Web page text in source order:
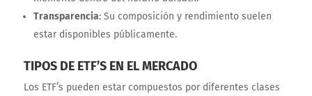
Transparencia: Su composición y rendimiento suelen
estar disponibles públicamente.
TIPOS DE ETF’S EN EL MERCADO
Los ETF’s pueden estar compuestos por diferentes clases